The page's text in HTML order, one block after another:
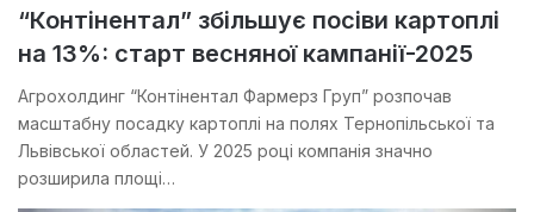
“Контінентал” збільшує посіви картоплі
на 13%: старт весняної кампанії-2025
Агрохолдинг “Контінентал Фармерз Груп” розпочав
масштабну посадку картоплі на полях Тернопільської та
Львівської областей. У 2025 році компанія значно
розширила площі…